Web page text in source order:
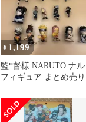
¥ 1,199
監*督様 NARUTO ナル
フィギュア まとめ売り